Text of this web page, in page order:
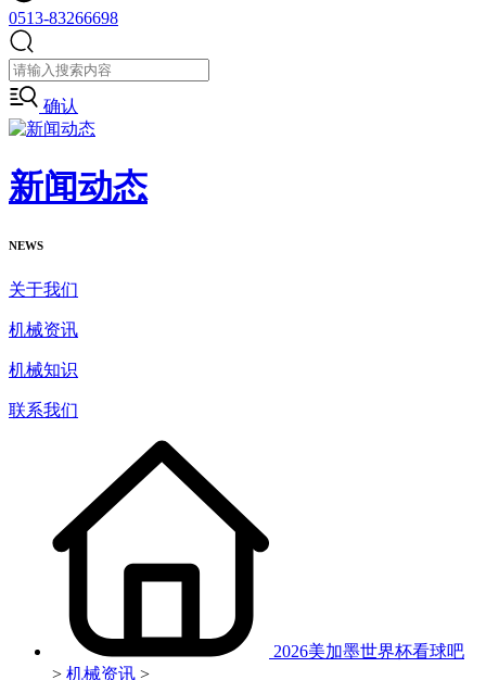
0513-83266698
确认
新闻动态
NEWS
关于我们
机械资讯
机械知识
联系我们
2026美加墨世界杯看球吧
> 机械资讯 >